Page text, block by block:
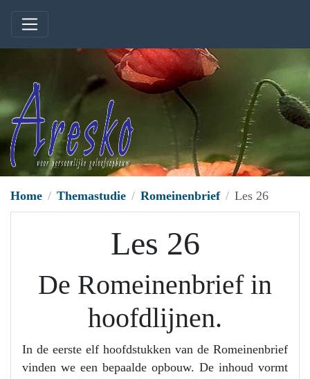
Home Themastudie Romeinenbrief Les 26
Les 26
De Romeinenbrief in
hoofdlijnen.
In de eerste elf hoofdstukken van de Romeinenbrief
vinden we een bepaalde opbouw. De inhoud vormt